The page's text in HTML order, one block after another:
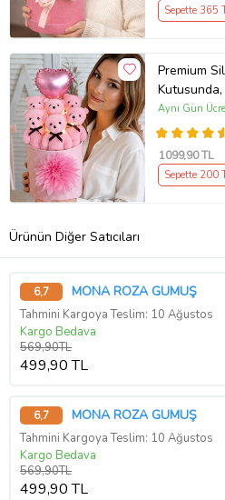
Sepette 365
Premium
Kutusunda,
Pembe
Sevgiliye
Aynı Gün
1099,90 TL
Sepette 200
Ürünün Diğer Satıcıları
6,7 MONA ROZA GÜMÜŞ
Tahmini Kargoya Teslim: 10 Ağustos
Kargo Bedava
569,90TL
499,90 TL
6,7 MONA ROZA GÜMÜŞ
Tahmini Kargoya Teslim: 10 Ağustos
Kargo Bedava
569,90TL
499,90 TL